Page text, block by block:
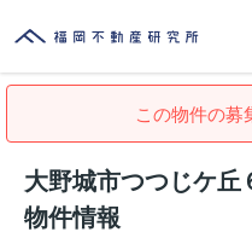
この物件の募
大野城市つつじケ
物件情報